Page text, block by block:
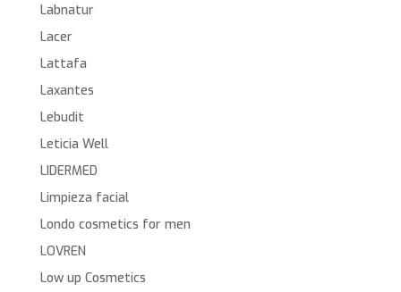
Labnatur
Lacer
Lattafa
Laxantes
Lebudit
Leticia Well
LIDERMED
Limpieza facial
Londo cosmetics for men
LOVREN
Low up Cosmetics